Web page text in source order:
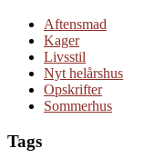
Aftensmad
Kager
Livsstil
Nyt helårshus
Opskrifter
Sommerhus
Tags